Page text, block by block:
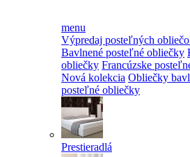
menu
Výpredaj posteľných
Bavlnené posteľné obliečky
obliečky Francúzske
Nová kolekcia Obliečky
posteľné obliečky
Prestieradlá